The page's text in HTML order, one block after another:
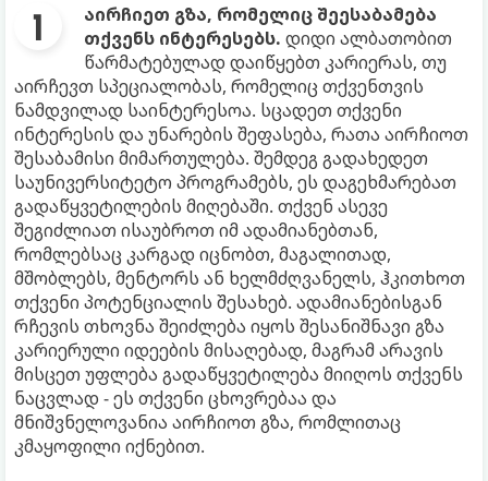
აირჩიეთ გზა, რომელიც შეესაბამება
თქვენს ინტერესებს. დიდი ალბათობით
წარმატებულად დაიწყებთ კარიერას, თუ
აირჩევთ სპეციალობას, რომელიც თქვენთვის
ნამდვილად საინტერესოა. სცადეთ თქვენი
ინტერესის და უნარების შეფასება, რათა აირჩიოთ
შესაბამისი მიმართულება. შემდეგ გადახედეთ
საუნივერსიტეტო პროგრამებს, ეს დაგეხმარებათ
გადაწყვეტილების მიღებაში. თქვენ ასევე
შეგიძლიათ ისაუბროთ იმ ადამიანებთან,
რომლებსაც კარგად იცნობთ, მაგალითად,
მშობლებს, მენტორს ან ხელმძღვანელს, ჰკითხოთ
თქვენი პოტენციალის შესახებ. ადამიანებისგან
რჩევის თხოვნა შეიძლება იყოს შესანიშნავი გზა
კარიერული იდეების მისაღებად, მაგრამ არავის
მისცეთ უფლება გადაწყვეტილება მიიღოს თქვენს
ნაცვლად - ეს თქვენი ცხოვრებაა და
მნიშვნელოვანია აირჩიოთ გზა, რომლითაც
კმაყოფილი იქნებით.